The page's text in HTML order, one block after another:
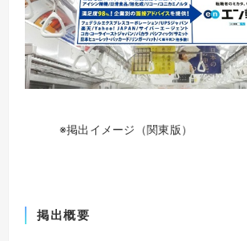
※掲出イメージ（
掲出概要